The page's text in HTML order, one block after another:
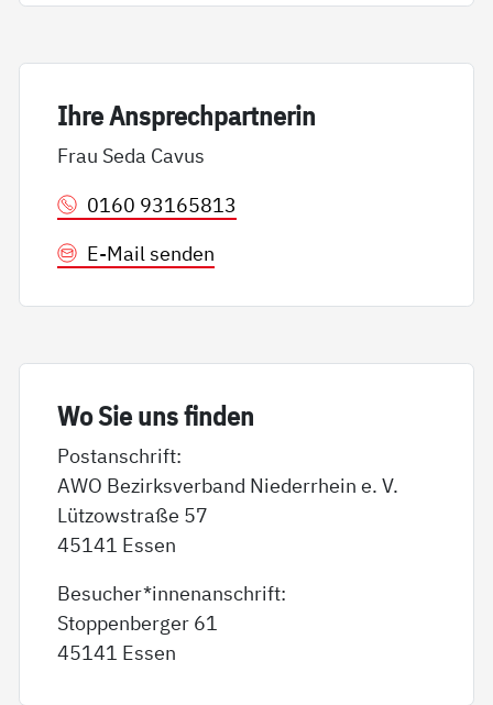
Ih­re An­sp­rech­part­ne­rin
Frau Seda Cavus
0160 93165813
E-Mail senden
Wo Sie uns fin­den
Postanschrift:
AWO Bezirksverband Niederrhein e. V.
Lützowstraße 57
45141 Essen
Besucher*innenanschrift:
Stoppenberger 61
45141 Essen